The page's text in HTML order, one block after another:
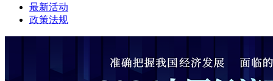
最新活动
政策法规